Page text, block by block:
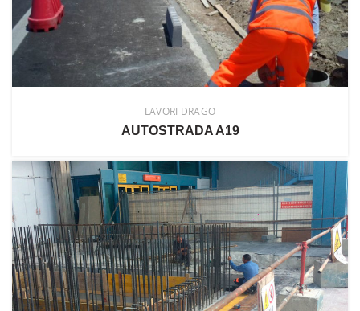
LAVORI DRAGO
AUTOSTRADA A19